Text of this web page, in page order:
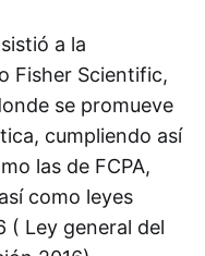
a la
Fisher Scientific,
se promueve
cumpliendo así
las de FCPA,
como leyes
( Ley general del